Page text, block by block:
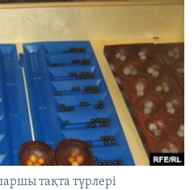
тақта түрлері